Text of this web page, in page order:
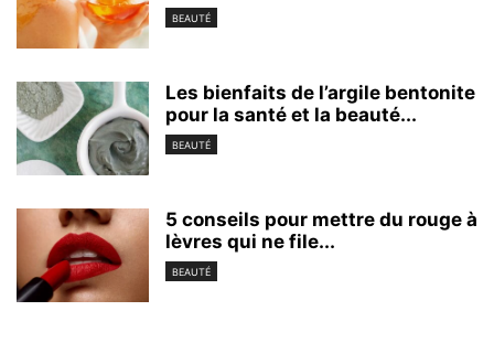
BEAUTÉ
Les bienfaits de l’argile bentonite
pour la santé et la beauté...
BEAUTÉ
5 conseils pour mettre du rouge à
lèvres qui ne file...
BEAUTÉ